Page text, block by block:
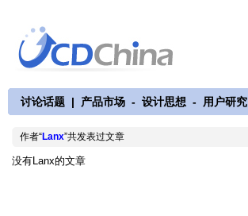
讨论话题 | 产品市场 - 设计思想 - 用户研究
作者“Lanx”共发表过文章
没有Lanx的文章